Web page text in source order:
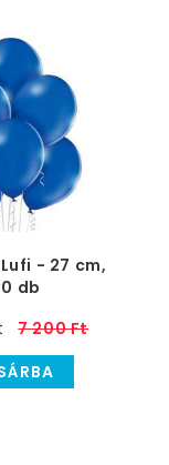
- 27 cm,
db
7 200 Ft